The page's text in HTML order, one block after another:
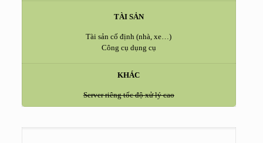
TÀI SẢN
Tài sản cố định (nhà, xe…)
Công cụ dụng cụ
KHÁC
Server riêng tốc độ xử lý cao